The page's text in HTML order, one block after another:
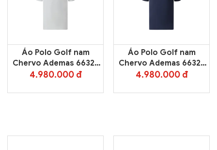
ĐẠI SỨ THƯƠNG HIỆU
Áo Polo Golf nam
Chervo Ademas 66325
– White 100
4.980.000 đ
Áo Polo Golf nam
Chervo Ademas 66325
– Blue 599
4.980.000 đ